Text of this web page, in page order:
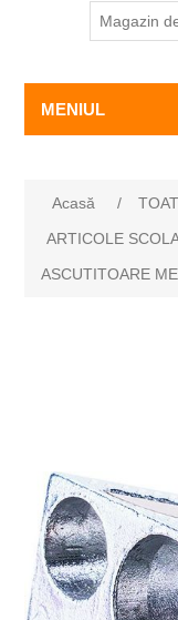
MENIUL
Acasă /
ARTICOLE
ASCUTITOARE